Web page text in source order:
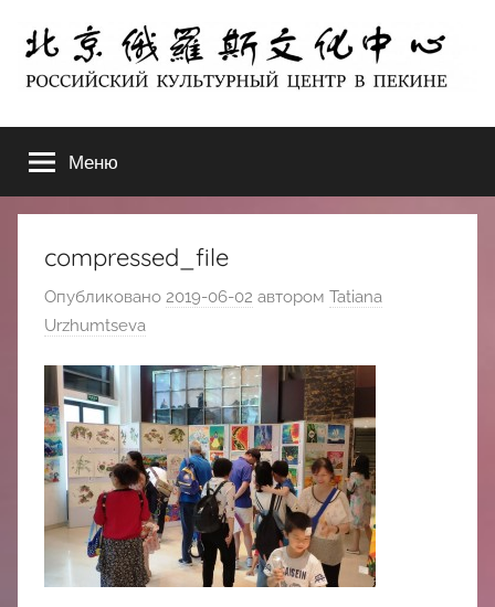
содержимому
北
京
罗
斯
文
化
中
心
ЦЕНТР
В
ПЕКИНЕ
Меню
compressed_file
Опубликовано 2019-06-02 автором Tatiana
Urzhumtseva